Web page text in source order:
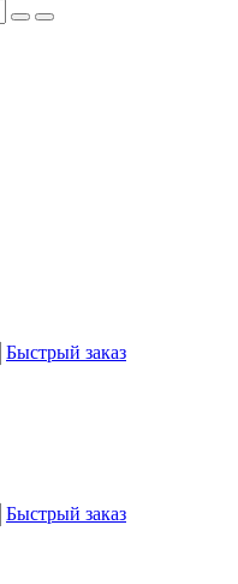
Быстрый заказ
Быстрый заказ